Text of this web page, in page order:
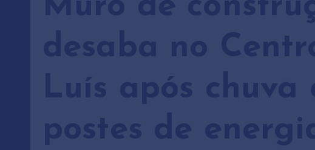
Muro de
desaba no
Luís após chuva
postes de